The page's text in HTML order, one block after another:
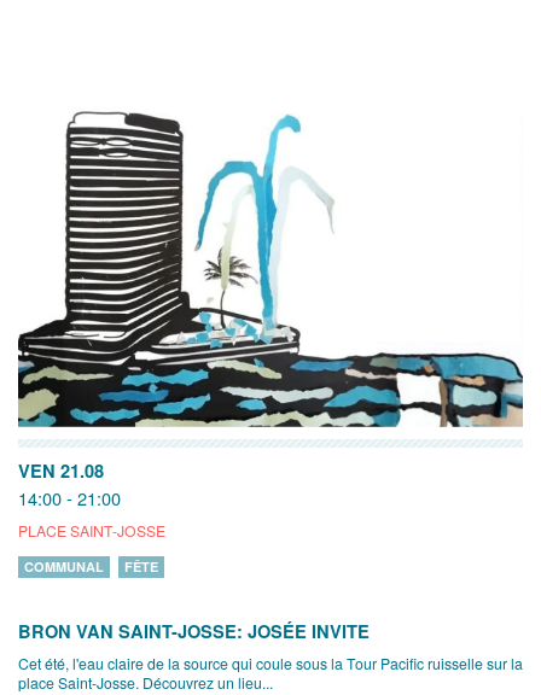
VEN 21.08
14:00 - 21:00
PLACE SAINT-JOSSE
COMMUNAL FÊTE
BRON VAN SAINT-JOSSE: JOSÉE INVITE
Cet été, l'eau claire de la source qui coule sous la Tour Pacific ruisselle sur la
place Saint-Josse. Découvrez un lieu...